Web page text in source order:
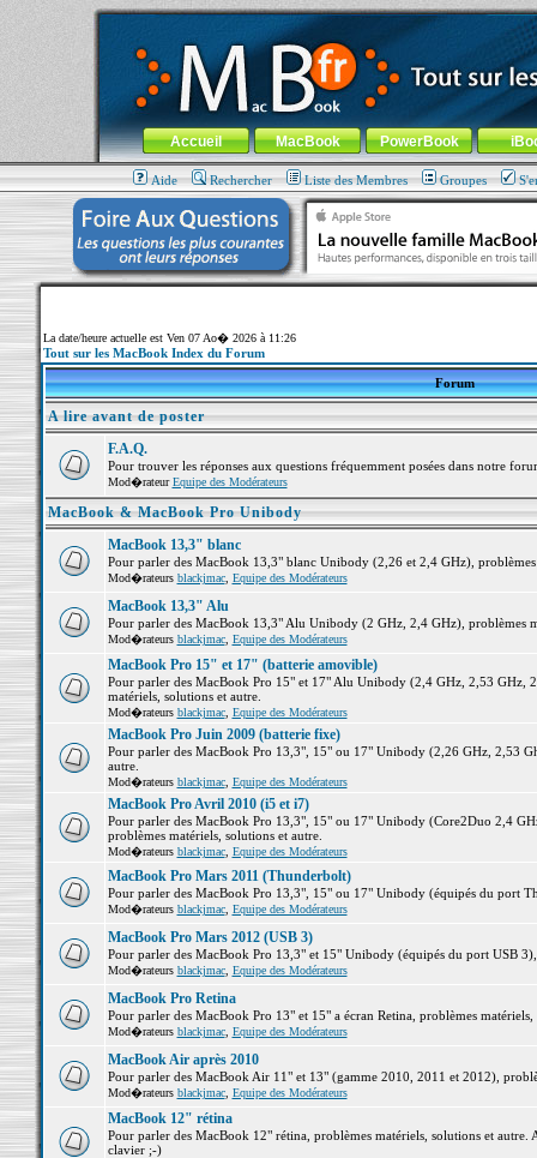
MacBook-fr.com : 100% Apple... 100% nomade !
Aller au contenu-Aller au menu général-Aller au menu de
Menu général
Accueil MacBook PowerBook
Aide Rechercher Liste des Membres Groupes
La date/heure actuelle est Ven 07 Ao� 2026 à 11:26
Tout sur les MacBook Index du Forum
Forum
A lire avant de poster
F.A.Q.
Pour trouver les réponses aux questions fréquemment posées dans notre
Mod�rateurEquipe des Modérateurs
MacBook & MacBook Pro Unibody
MacBook 13,3" blanc
Pour parler des MacBook 13,3" blanc Unibody (2,26 et 2,4 GHz),
Mod�rateurs blackjmac, Equipe des Modérateurs
MacBook 13,3" Alu
Pour parler des MacBook 13,3" Alu Unibody (2 GHz, 2,4 GHz), problèmes
Mod�rateurs blackjmac, Equipe des Modérateurs
MacBook Pro 15" et 17" (batterie amovible)
Pour parler des MacBook Pro 15" et 17" Alu Unibody (2,4 GHz, 2,53 GHz,
matériels, solutions et autre.
Mod�rateurs blackjmac, Equipe des Modérateurs
MacBook Pro Juin 2009 (batterie fixe)
Pour parler des MacBook Pro 13,3", 15" ou 17" Unibody (2,26 GHz, 2,53
autre.
Mod�rateurs blackjmac, Equipe des Modérateurs
MacBook Pro Avril 2010 (i5 et i7)
Pour parler des MacBook Pro 13,3", 15" ou 17" Unibody (Core2Duo 2,4
problèmes matériels, solutions et autre.
Mod�rateurs blackjmac, Equipe des Modérateurs
MacBook Pro Mars 2011 (Thunderbolt)
Pour parler des MacBook Pro 13,3", 15" ou 17" Unibody (équipés du port
Mod�rateurs blackjmac, Equipe des Modérateurs
MacBook Pro Mars 2012 (USB 3)
Pour parler des MacBook Pro 13,3" et 15" Unibody (équipés du port USB
Mod�rateurs blackjmac, Equipe des Modérateurs
MacBook Pro Retina
Pour parler des MacBook Pro 13" et 15" a écran Retina, problèmes matériels,
Mod�rateurs blackjmac, Equipe des Modérateurs
MacBook Air après 2010
Pour parler des MacBook Air 11" et 13" (gamme 2010, 2011 et 2012),
Mod�rateurs blackjmac, Equipe des Modérateurs
MacBook 12" rétina
Pour parler des MacBook 12" rétina, problèmes matériels, solutions et
clavier ;-)